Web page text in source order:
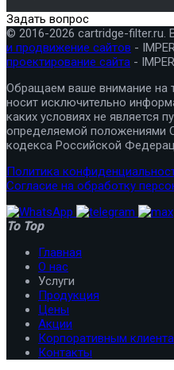
Задать вопрос
© 2016-2026 cartridge-
и продвижение сайтов -
проектирование сайта -
Обращаем ваше внимание на
носит исключительно
каких условиях не является
определяемой положениями
кодекса Российской
Политика
Согласие на обработку
To Top
Главная
О нас
Услуги
Продукция
Цены
Акции
Корпоративным
Контакты